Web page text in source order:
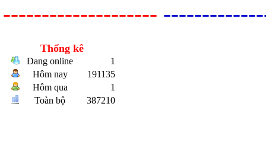
--------------------
Thống kê
Đang online
1
Hôm nay
191135
Hôm qua
1
Toàn bộ
387210